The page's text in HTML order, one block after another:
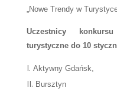
„Nowe Trendy w
Uczestnicy
turystyczne do 10
Aktywny Gdańsk,
Bursztyn